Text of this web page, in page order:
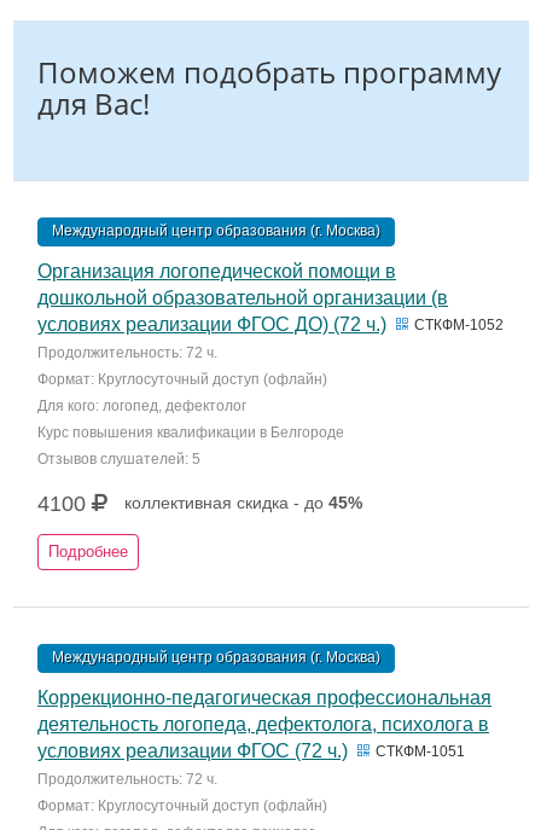
Поможем подобрать программу
для Вас!
Международный центр образования (г. Москва)
Организация логопедической помощи в
дошкольной образовательной организации (в
условиях реализации ФГОС ДО) (72 ч.)
СТКФМ-1052
Продолжительность: 72 ч.
Формат: Круглосуточный доступ (офлайн)
Для кого: логопед, дефектолог
Курс повышения квалификации в Белгороде
Отзывов слушателей: 5
4100 коллективная скидка - до 45%
Подробнее
Международный центр образования (г. Москва)
Коррекционно-педагогическая профессиональная
деятельность логопеда, дефектолога, психолога в
условиях реализации ФГОС (72 ч.)
СТКФМ-1051
Продолжительность: 72 ч.
Формат: Круглосуточный доступ (офлайн)